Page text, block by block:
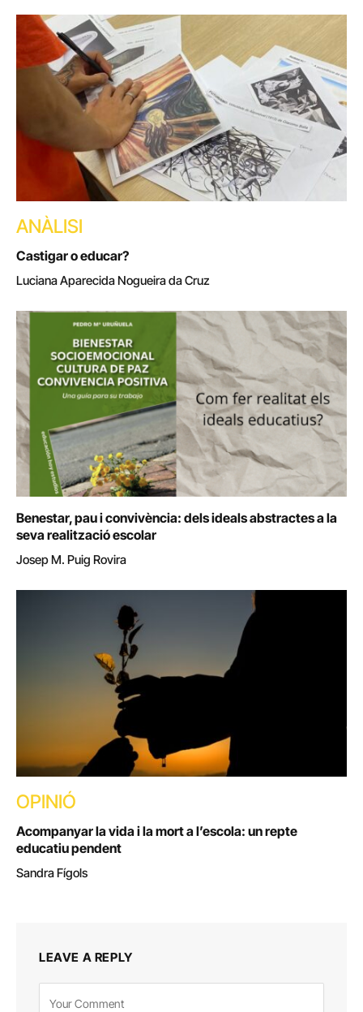
ANÀLISI
Castigar o educar?
Luciana Aparecida Nogueira da Cruz
Benestar, pau i convivència: dels ideals abstractes a la
seva realització escolar
Josep M. Puig Rovira
OPINIÓ
Acompanyar la vida i la mort a l’escola: un repte
educatiu pendent
Sandra Fígols
LEAVE A REPLY